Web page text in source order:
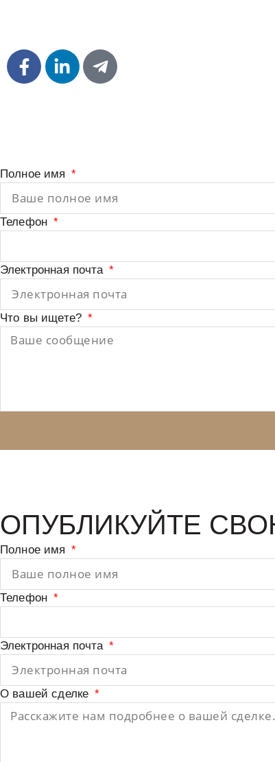
Полное имя
Телефон
Электронная почта
Что вы ищете?
ОПУБЛИКУЙТЕ
Полное имя
Телефон
Электронная почта
О вашей сделке